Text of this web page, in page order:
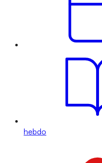
hebdo